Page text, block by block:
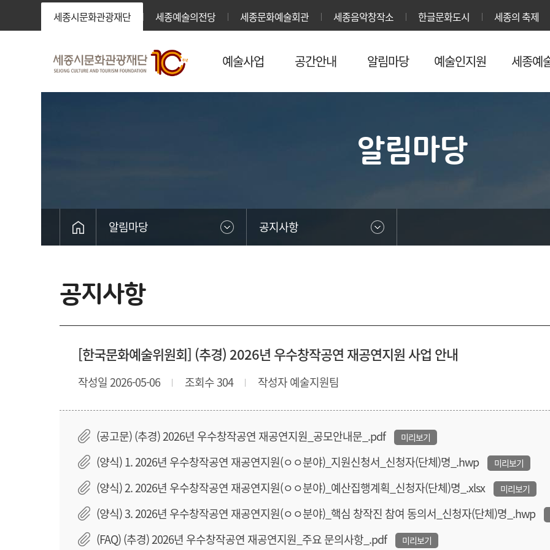
본문영역 바로가기
메인메뉴 바로가기
하단링크 바로가기
세종시문화관광재단 세종예술의전당 세종문화예술회관 세종음악창작소 한글문화도시 세종의 축제
예술사업 공간안내 알림마당 예술인지원 세종예
알림마당
알림마당 공지사항
공지사항
[한국문화예술위원회] (추경) 2026년 우수창작공연 재공연지원 사업 안내
작성일 2026-05-06 조회수 304 작성자 예술지원팀
(공고문) (추경) 2026년 우수창작공연 재공연지원_공모안내문_.pdf 미리보기
(양식) 1. 2026년 우수창작공연 재공연지원(ㅇㅇ분야)_지원신청서_신청자(단체)명_.hwp 미리보기
(양식) 2. 2026년 우수창작공연 재공연지원(ㅇㅇ분야)_예산집행계획_신청자(단체)명_.xlsx 미리보기
(양식) 3. 2026년 우수창작공연 재공연지원(ㅇㅇ분야)_핵심 창작진 참여 동의서_신청자(단체)명_.hwp
(FAQ) (추경) 2026년 우수창작공연 재공연지원_주요 문의사항_.pdf
미리보기